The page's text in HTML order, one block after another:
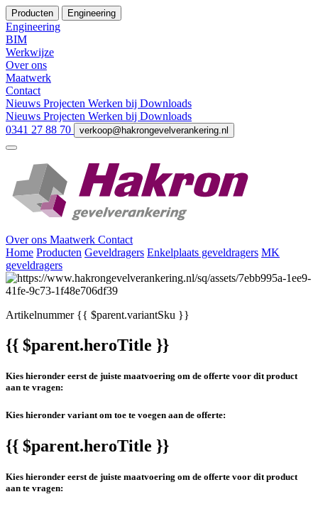
Producten Engineering
Engineering
BIM
Werkwijze
Over ons
Maatwerk
Contact
Nieuws Projecten Werken bij Downloads
Nieuws Projecten Werken bij Downloads
0341 27 88 70
verkoop@hakrongevelverankering.nl
Over ons Maatwerk Contact
Home Producten Geveldragers Enkelplaats geveldragers MK
geveldragers
Artikelnummer{{ $parent.variantSku }}
{{ $parent.heroTitle }}
Kies hieronder eerst de juiste maatvoering om de offerte voor dit product
aan te vragen:
Kies hieronder variant om toe te voegen aan de offerte:
{{ $parent.heroTitle }}
Kies hieronder eerst de juiste maatvoering om de offerte voor dit product
aan te vragen: